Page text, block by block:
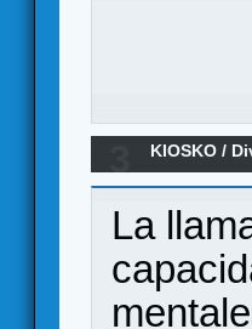
KIOSKO /
La